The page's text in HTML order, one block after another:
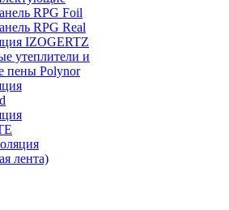
RPG Foil
RPG Real
IZOGERTZ
утеплители и
пены Polynor
лента)